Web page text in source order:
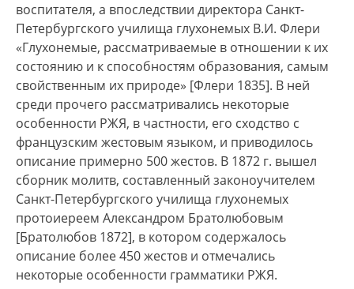
воспитателя, а впоследствии директора Санкт-
Петербургского училища глухонемых В.И. Флери
«Глухонемые, рассматриваемые в отношении к их
состоянию и к способностям образования, самым
свойственным их природе» [Флери 1835]. В ней
среди прочего рассматривались некоторые
особенности РЖЯ, в частности, его сходство с
французским жестовым языком, и приводилось
описание примерно 500 жестов. В 1872 г. вышел
сборник молитв, составленный законоучителем
Санкт-Петербургского училища глухонемых
протоиереем Александром Братолюбовым
[Братолюбов 1872], в котором содержалось
описание более 450 жестов и отмечались
некоторые особенности грамматики РЖЯ.